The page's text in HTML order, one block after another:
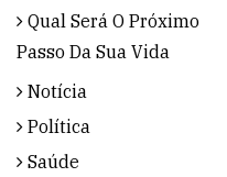
Qual Será O Próximo
Passo Da Sua Vida
Notícia
Política
Saúde